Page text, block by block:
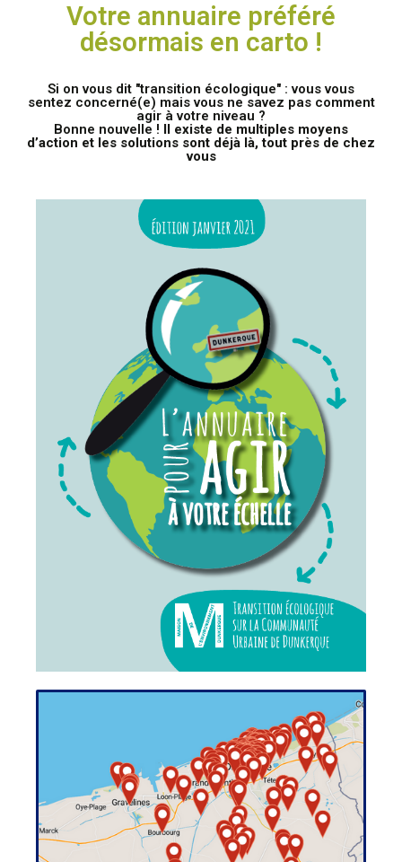
Votre annuaire préféré
désormais en carto !
Si on vous dit "transition écologique" : vous vous
sentez concerné(e) mais vous ne savez pas comment
agir à votre niveau ?
Bonne nouvelle ! Il existe de multiples moyens
d’action et les solutions sont déjà là, tout près de chez
vous